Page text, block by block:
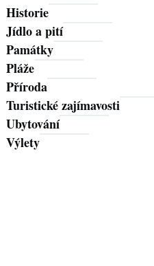
Historie
Jídlo a pití
Památky
Pláže
Příroda
Turistické zajímavosti
Ubytování
Výlety